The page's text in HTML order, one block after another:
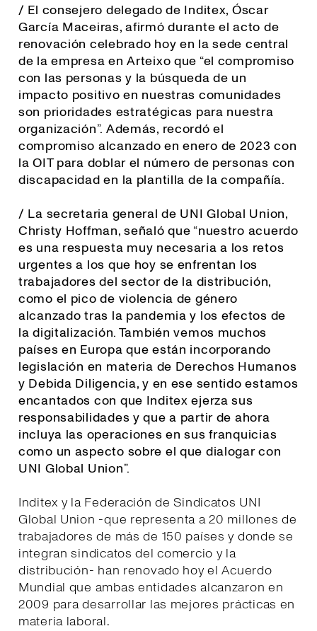
/ El consejero delegado de Inditex, Óscar
García Maceiras, afirmó durante el acto de
renovación celebrado hoy en la sede central
de la empresa en Arteixo que “el compromiso
con las personas y la búsqueda de un
impacto positivo en nuestras comunidades
son prioridades estratégicas para nuestra
organización”. Además, recordó el
compromiso alcanzado en enero de 2023 con
la OIT para doblar el número de personas con
discapacidad en la plantilla de la compañía.
/ La secretaria general de UNI Global Union,
Christy Hoffman, señaló que “nuestro acuerdo
es una respuesta muy necesaria a los retos
urgentes a los que hoy se enfrentan los
trabajadores del sector de la distribución,
como el pico de violencia de género
alcanzado tras la pandemia y los efectos de
la digitalización. También vemos muchos
países en Europa que están incorporando
legislación en materia de Derechos Humanos
y Debida Diligencia, y en ese sentido estamos
encantados con que Inditex ejerza sus
responsabilidades y que a partir de ahora
incluya las operaciones en sus franquicias
como un aspecto sobre el que dialogar con
UNI Global Union”.
Inditex y la Federación de Sindicatos UNI
Global Union -que representa a 20 millones de
trabajadores de más de 150 países y donde se
integran sindicatos del comercio y la
distribución- han renovado hoy el Acuerdo
Mundial que ambas entidades alcanzaron en
2009 para desarrollar las mejores prácticas en
materia laboral.